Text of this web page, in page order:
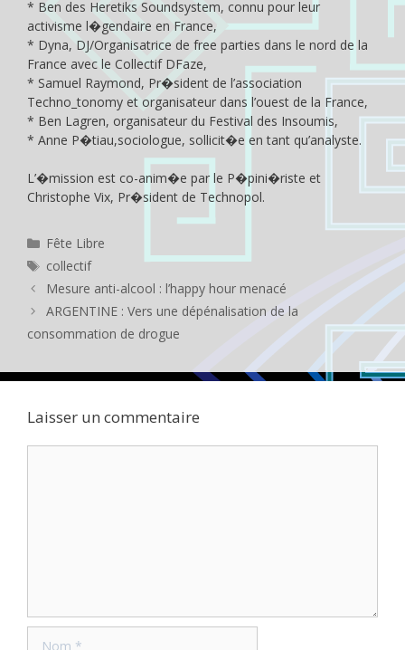
* Ben des Heretiks Soundsystem, connu pour leur
activisme l�gendaire en France,
* Dyna, DJ/Organisatrice de free parties dans le nord de la
France avec le Collectif DFaze,
* Samuel Raymond, Pr�sident de l’association
Techno_tonomy et organisateur dans l’ouest de la France,
* Ben Lagren, organisateur du Festival des Insoumis,
* Anne P�tiau,sociologue, sollicit�e en tant qu’analyste.
L’�mission est co-anim�e par le P�pini�riste et
Christophe Vix, Pr�sident de Technopol.
Catégories
Fête Libre
Étiquettes
collectif
Mesure anti-alcool : l’happy hour menacé
ARGENTINE : Vers une dépénalisation de la
consommation de drogue
Laisser un commentaire